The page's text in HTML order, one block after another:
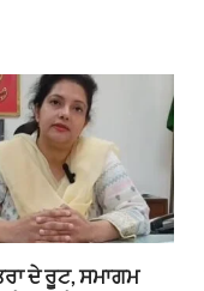
ਦੇ ਰੂਟ, ਸਮਾਗਮ